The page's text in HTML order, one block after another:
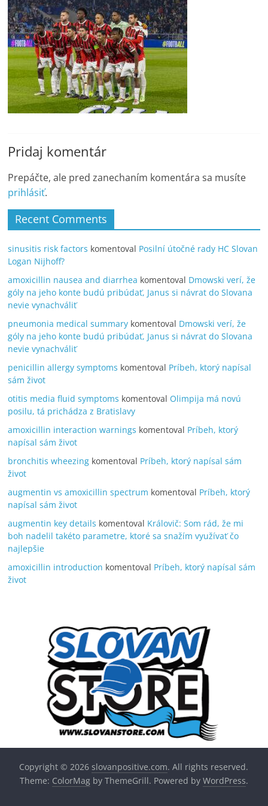
Pridaj komentár
Prepáčte, ale pred zanechaním komentára sa musíte
prihlásiť.
Recent Comments
sinusitis risk factors komentoval Posilní útočné rady HC Slovan
Logan Nijhoff?
amoxicillin nausea and diarrhea komentoval Dmowski verí, že
góly na jeho konte budú pribúdať, Janus si návrat do Slovana
nevie vynachváliť
pneumonia medical summary komentoval Dmowski verí, že
góly na jeho konte budú pribúdať, Janus si návrat do Slovana
nevie vynachváliť
penicillin allergy symptoms komentoval Príbeh, ktorý napísal
sám život
otitis media fluid symptoms komentoval Olimpija má novú
posilu, tá prichádza z Bratislavy
amoxicillin interaction warnings komentoval Príbeh, ktorý
napísal sám život
bronchitis wheezing komentoval Príbeh, ktorý napísal sám
život
augmentin vs amoxicillin spectrum komentoval Príbeh, ktorý
napísal sám život
augmentin key details komentoval Královič: Som rád, že mi
boh nadelil takéto parametre, ktoré sa snažím využívať čo
najlepšie
amoxicillin introduction komentoval Príbeh, ktorý napísal sám
život
Copyright © 2026slovanpositive.com. All rights reserved.
Theme: ColorMagby ThemeGrill. Powered by WordPress.